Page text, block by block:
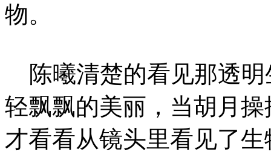
物。
陈曦清楚的看见那透明
轻飘飘的美丽，当胡月
才看看从镜头里看见了